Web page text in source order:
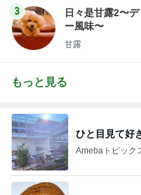
3
日々是甘露2〜
ー風味〜
甘露
もっと見る
ひと目見て好
Amebaトピック